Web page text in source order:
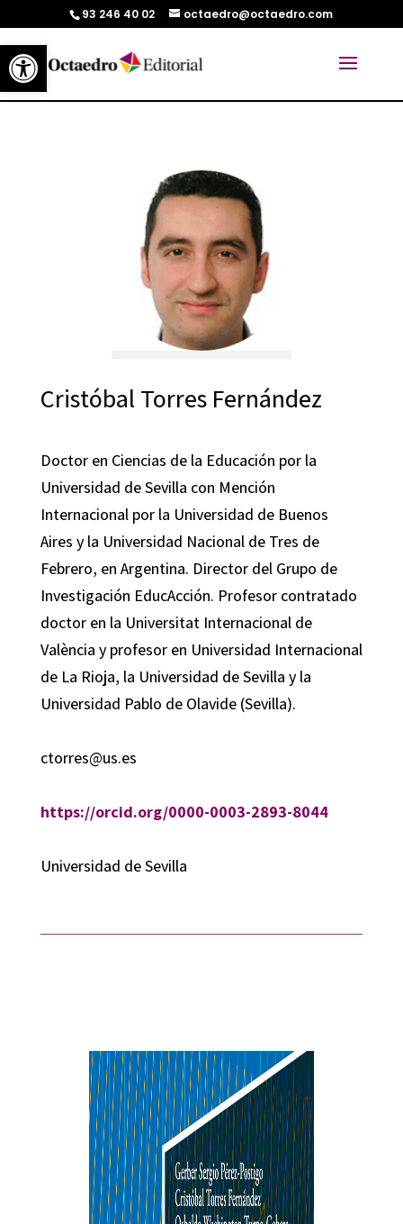
Abrir barra de herramientas
93 246 40 02 octaedro@octaedro.com
Cristóbal Torres Fernández
Doctor en Ciencias de la Educación por la
Universidad de Sevilla con Mención
Internacional por la Universidad de Buenos
Aires y la Universidad Nacional de Tres de
Febrero, en Argentina. Director del Grupo de
Investigación EducAcción. Profesor contratado
doctor en la Universitat Internacional de
València y profesor en Universidad Internacional
de La Rioja, la Universidad de Sevilla y la
Universidad Pablo de Olavide (Sevilla).
ctorres@us.es
https://orcid.org/0000-0003-2893-8044
Universidad de Sevilla